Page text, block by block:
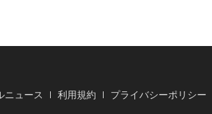
ニュース 利用規約 プライバシーポリシー